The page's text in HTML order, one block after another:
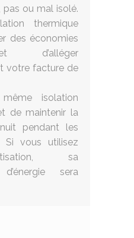
ou mal isolé.
thermique
des économies
d’alléger
votre facture de
isolation
de maintenir la
pendant les
Si vous utilisez
sa
sera